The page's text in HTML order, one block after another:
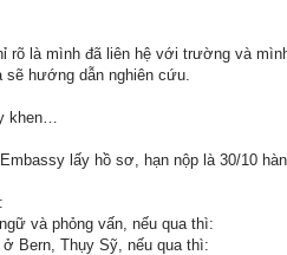
rõ là mình đã liên hệ với trường và
hướng dẫn nghiên cứu.
khen…
lấy hồ sơ, hạn nộp là 30/10
và phỏng vấn, nếu qua thì:
Bern, Thụy Sỹ, nếu qua thì: